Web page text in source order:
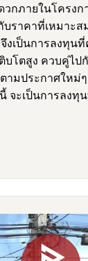
ภายในโครง
ราคาที่เหมา
ป็นการลงทุน
โตสูง ควบคู่ไ
มประกาศใ
จะเป็นการล